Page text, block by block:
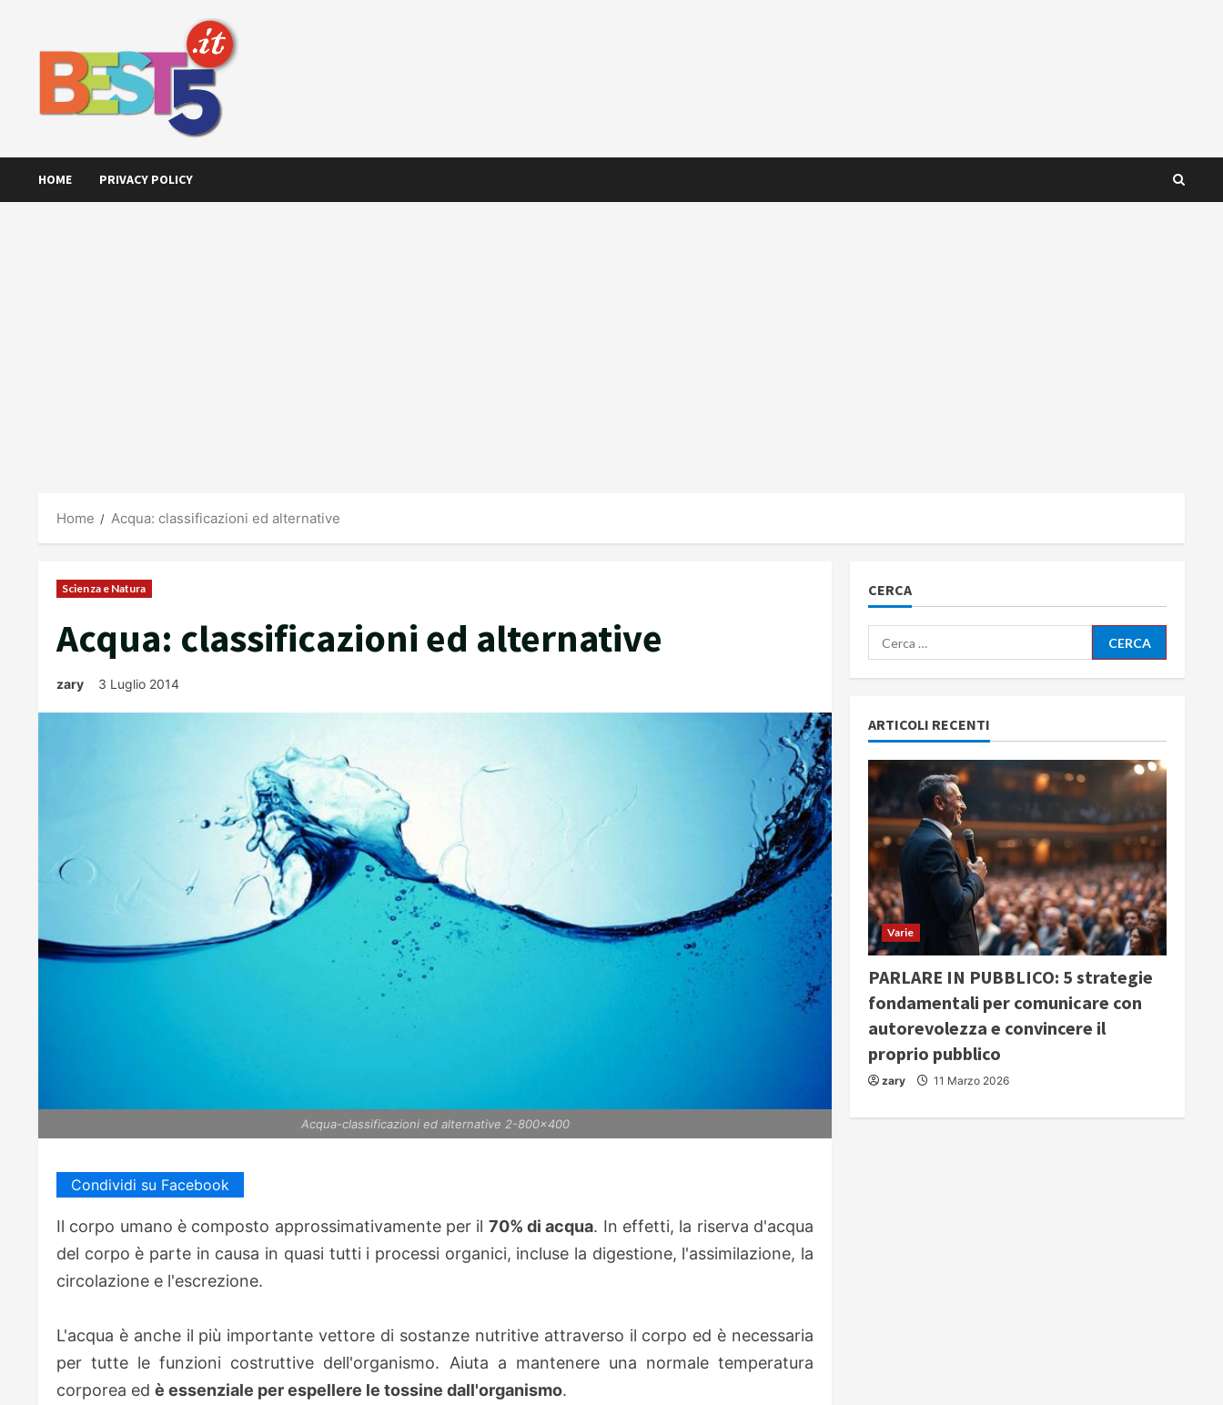
HOME PRIVACY POLICY
Home Acqua: classificazioni ed alternative
Scienza e Natura
Acqua: classificazioni ed alternative
zary 3 Luglio 2014
Acqua-classificazioni ed alternative 2-800x400
Condividi su Facebook
Il corpo umano è composto approssimativamente per il 70% di acqua. In effetti, la riserva d'acqua
del corpo è parte in causa in quasi tutti i processi organici, incluse la digestione, l'assimilazione, la
circolazione e l'escrezione.
L'acqua è anche il più importante vettore di sostanze nutritive attraverso il corpo ed è necessaria
per tutte le funzioni costruttive dell'organismo. Aiuta a mantenere una normale temperatura
corporea ed è essenziale per espellere le tossine dall'organismo.
CERCA
Ricerca
per:
ARTICOLI RECENTI
Varie
PARLARE IN PUBBLICO: 5 strategie
fondamentali per comunicare con
autorevolezza e convincere il
proprio pubblico
zary 11 Marzo 2026